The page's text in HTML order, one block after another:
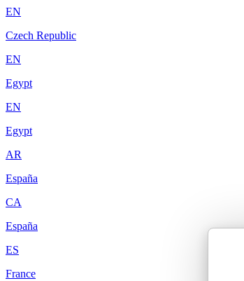
EN
Czech Republic
EN
Egypt
EN
Egypt
AR
España
CA
España
ES
France